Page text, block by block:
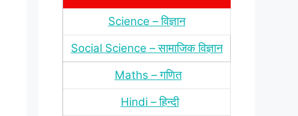
Science – विज्ञान
Social Science – सामाजिक विज्ञान
Maths – गणित
Hindi – हिन्‍दी